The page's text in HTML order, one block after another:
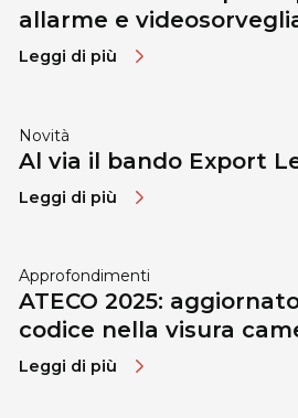
allarme e
Leggi di più
Novità
Al via il bando Export
Leggi di più
Approfondimenti
ATECO 2025:
codice nella visura
Leggi di più